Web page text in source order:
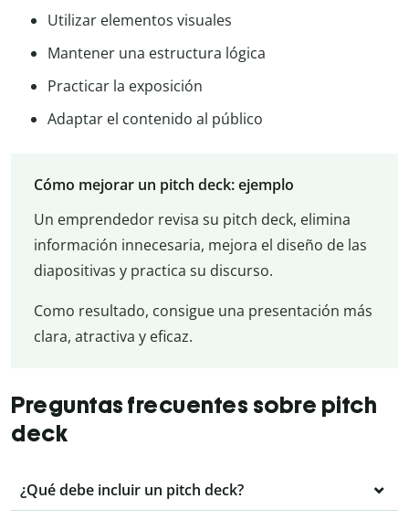
Utilizar elementos visuales
Mantener una estructura lógica
Practicar la exposición
Adaptar el contenido al público
Cómo mejorar un pitch deck: ejemplo
Un emprendedor revisa su pitch deck, elimina
información innecesaria, mejora el diseño de las
diapositivas y practica su discurso.
Como resultado, consigue una presentación más
clara, atractiva y eficaz.
Preguntas frecuentes sobre pitch
deck
¿Qué debe incluir un pitch deck?